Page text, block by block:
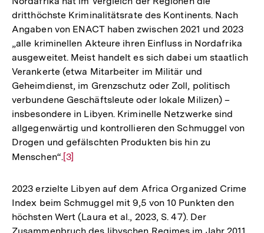
dritthöchste Kriminalitätsrate des Kontinents. Nach
Angaben von ENACT haben zwischen 2021 und 2023
„alle kriminellen Akteure ihren Einfluss in Nordafrika
ausgeweitet. Meist handelt es sich dabei um staatlich
Verankerte (etwa Mitarbeiter im Militär und
Geheimdienst, im Grenzschutz oder Zoll, politisch
verbundene Geschäftsleute oder lokale Milizen) –
insbesondere in Libyen. Kriminelle Netzwerke sind
allgegenwärtig und kontrollieren den Schmuggel von
Drogen und gefälschten Produkten bis hin zu
Menschen“.Zur
der
Fußnote
[3]
2023 erzielte Libyen auf dem Africa Organized Crime
Index beim Schmuggel mit 9,5 von 10 Punkten den
höchsten Wert (Laura et al., 2023, S. 47). Der